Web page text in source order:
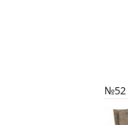
№52